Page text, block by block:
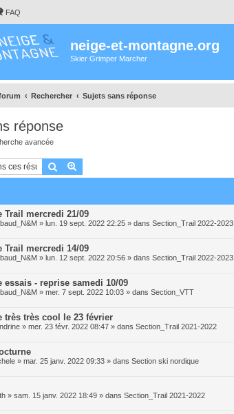
FAQ
neige-et-montagne.org
Skier Grimper Marcher
Rechercher Sujets sans réponse
réponse
avancée
Rechercher
Trail mercredi 21/09
» lun. 19 sept. 2022 22:25 » dans Section_Trail 2022-2023
Trail mercredi 14/09
» lun. 12 sept. 2022 20:56 » dans Section_Trail 2022-2023
essais - reprise samedi 10/09
» mer. 7 sept. 2022 10:03 » dans Section_VTT
très très cool le 23 février
» mer. 23 févr. 2022 08:47 » dans Section_Trail 2021-2022
» mar. 25 janv. 2022 09:33 » dans Section ski nordique
» sam. 15 janv. 2022 18:49 » dans Section_Trail 2021-2022